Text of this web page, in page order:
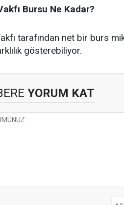
Bursu Ne Kadar?
tarafından net bir burs
gösterebiliyor.
YORUM KAT